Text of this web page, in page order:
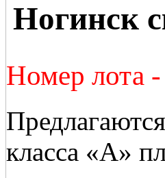
Ногинск
Номер лота -
класса «А»